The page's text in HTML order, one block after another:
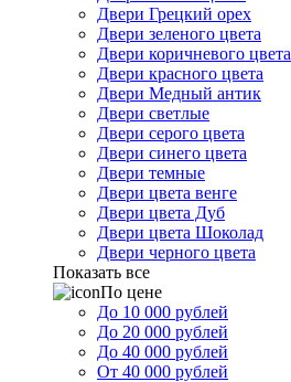
Двери Грецкий орех
Двери зеленого цвета
Двери коричневого цвета
Двери красного цвета
Двери Медный антик
Двери светлые
Двери серого цвета
Двери синего цвета
Двери темные
Двери цвета венге
Двери цвета Дуб
Двери цвета Шоколад
Двери черного цвета
Показать все
По цене
До 10 000 рублей
До 20 000 рублей
До 40 000 рублей
От 40 000 рублей